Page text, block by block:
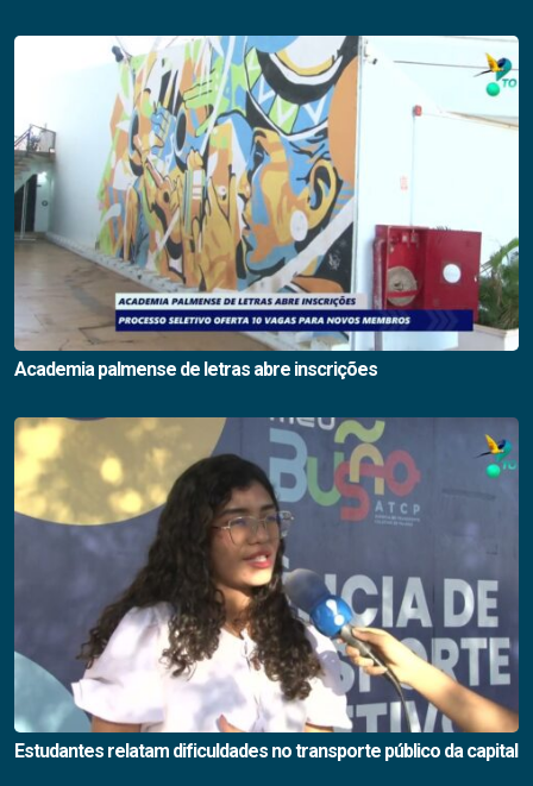
Academia palmense de letras abre inscrições
Estudantes relatam dificuldades no transporte público da capital